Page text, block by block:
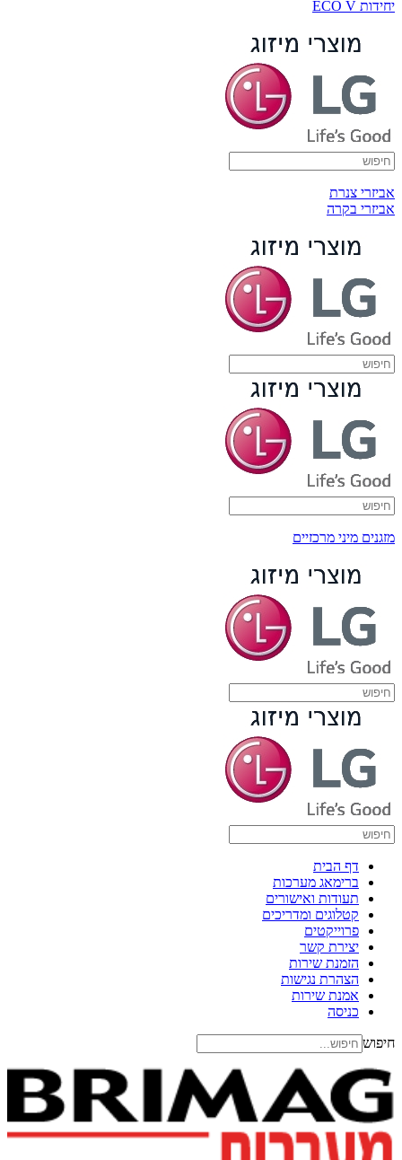
יחידות ECO V
אביזרי צנרת
אביזרי בקרה
מזגנים מיני מרכזיים
דף הבית
ברימאג מערכות
תעודות ואישורים
קטלוגים ומדריכים
פרוייקטים
יצירת קשר
הזמנת שירות
הצהרת נגישות
אמנת שירות
כניסה
חיפוש